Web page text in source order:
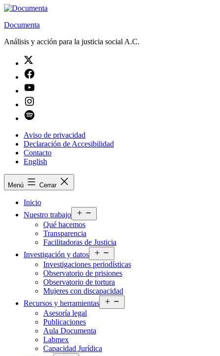
Saltar
contenido
Documenta
Análisis y acción para la justicia social A.C.
Aviso de privacidad
Declaración de Accesibilidad
Contacto
English
Menú Cerrar
Inicio
Nuestro trabajo
el
Qué hacemos
Transparencia
Facilitadoras de Justicia
Investigación y datos
el
menú
Investigaciones periodísticas
Observatorio de prisiones
Observatorio de tortura
Mujeres con discapacidad
Recursos y herramientas
el
Asesoría legal
Publicaciones
Aula Documenta
Labmex
Capacidad Jurídica